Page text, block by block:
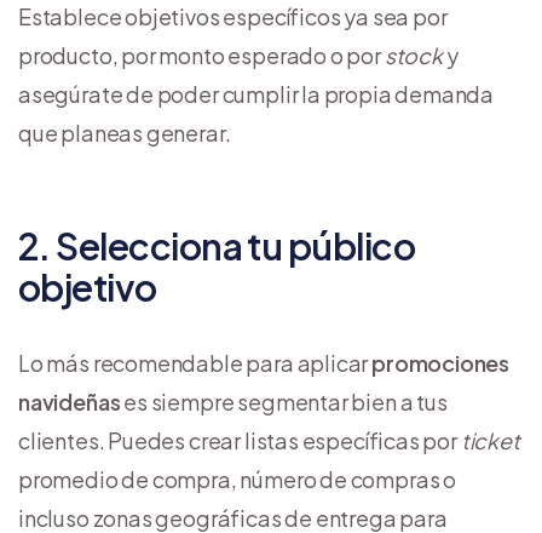
Establece objetivos específicos ya sea por
producto, por monto esperado o porstocky
asegúrate de poder cumplir la propia demanda
que planeas generar.
2. Selecciona tu público
objetivo
Lo más recomendable para aplicarpromociones
navideñases siempre segmentar bien a tus
clientes. Puedes crear listas específicas porticket
promedio de compra, número de compras o
incluso zonas geográficas de entrega para